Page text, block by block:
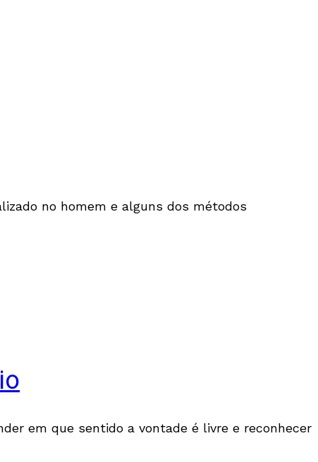
no homem e alguns dos métodos
em que sentido a vontade é livre e reconhecer